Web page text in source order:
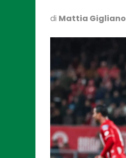
di Mattia Gigliano